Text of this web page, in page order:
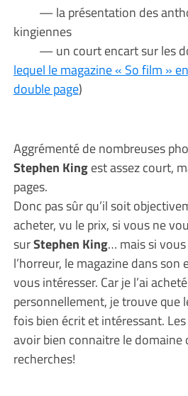
— la présentation des
kingiennes
— un court encart sur les
lequel le magazine « So film »
double page)
Aggrémenté de nombreuses
Stephen Kingest assez court,
pages.
Donc pas sûr qu’il soit
acheter, vu le prix, si vous ne
surStephen King… mais si
l’horreur, le magazine dans
vous intéresser. Car je l’ai
personnellement, je trouve que
fois bien écrit et intéressant.
avoir bien connaitre le
recherches!